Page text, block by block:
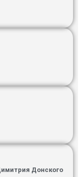
Донского